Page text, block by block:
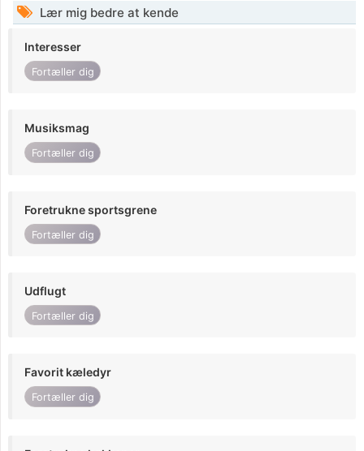
Lær mig bedre at kende
Interesser
Fortæller dig
Musiksmag
Fortæller dig
Foretrukne sportsgrene
Fortæller dig
Udflugt
Fortæller dig
Favorit kæledyr
Fortæller dig